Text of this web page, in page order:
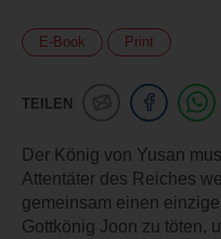
E-Book Print
TEILEN
Der König von Yusan
Attentäter des Reiches
gemeinsam einen
Gottkönig Joon zu töten,